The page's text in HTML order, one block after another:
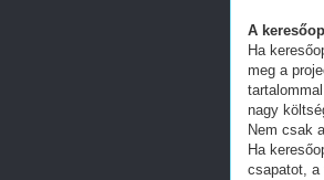
A
Ha
meg a
nagy
Nem csak
Ha
csapatot, a